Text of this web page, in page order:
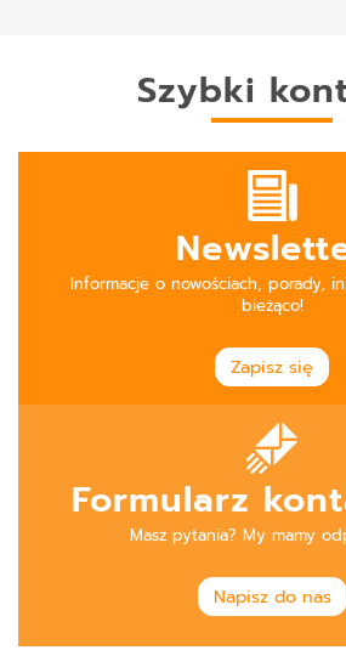
Szybki
Informacje o nowościach, porady,
bieżąco!
Zapisz się
Formularz
Masz pytania? My mamy
Napisz do nas